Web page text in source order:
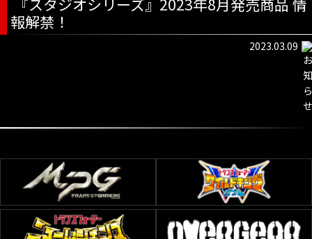
『スタジオシリーズ』2023年8月発売商品 情
報解禁！
2023.03.09